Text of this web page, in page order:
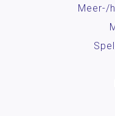
Meer-/